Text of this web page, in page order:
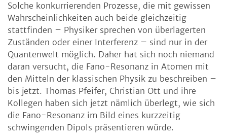
Solche konkurrierenden Prozesse, die mit gewissen
Wahrscheinlichkeiten auch beide gleichzeitig
stattfinden – Physiker sprechen von überlagerten
Zuständen oder einer Interferenz – sind nur in der
Quantenwelt möglich. Daher hat sich noch niemand
daran versucht, die Fano-Resonanz in Atomen mit
den Mitteln der klassischen Physik zu beschreiben –
bis jetzt. Thomas Pfeifer, Christian Ott und ihre
Kollegen haben sich jetzt nämlich überlegt, wie sich
die Fano-Resonanz im Bild eines kurzzeitig
schwingenden Dipols präsentieren würde.